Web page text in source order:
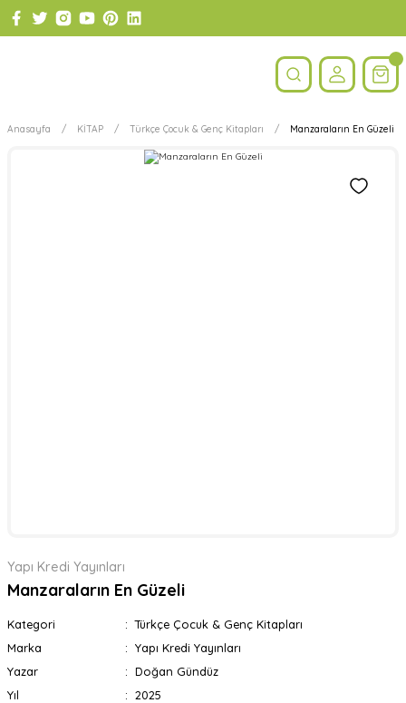
Anasayfa KİTAP Türkçe Çocuk & Genç Kitapları Manzaraların En Güzeli
Yapı Kredi Yayınları
Manzaraların En Güzeli
Kategori
Türkçe Çocuk & Genç Kitapları
Marka
Yapı Kredi Yayınları
Yazar
Doğan Gündüz
Yıl
2025